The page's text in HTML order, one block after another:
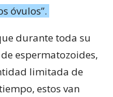
óvulos”.
durante toda su
espermatozoides,
limitada de
estos van